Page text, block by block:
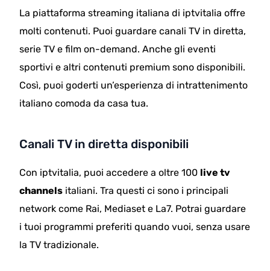
La piattaforma streaming italiana di iptvitalia offre
molti contenuti. Puoi guardare canali TV in diretta,
serie TV e film on-demand. Anche gli eventi
sportivi e altri contenuti premium sono disponibili.
Così, puoi goderti un’esperienza di intrattenimento
italiano comoda da casa tua.
Canali TV in diretta disponibili
Con iptvitalia, puoi accedere a oltre 100 live tv
channels italiani. Tra questi ci sono i principali
network come Rai, Mediaset e La7. Potrai guardare
i tuoi programmi preferiti quando vuoi, senza usare
la TV tradizionale.